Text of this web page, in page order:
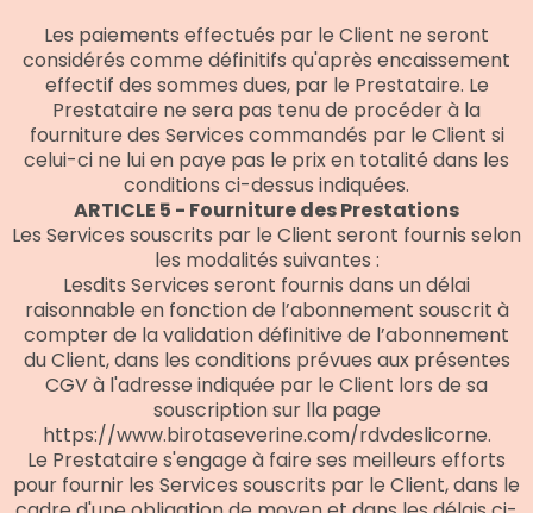
Les paiements effectués par le Client ne seront
considérés comme définitifs qu'après encaissement
effectif des sommes dues, par le Prestataire. Le
Prestataire ne sera pas tenu de procéder à la
fourniture des Services commandés par le Client si
celui-ci ne lui en paye pas le prix en totalité dans les
conditions ci-dessus indiquées.
ARTICLE 5 - Fourniture des Prestations
Les Services souscrits par le Client seront fournis selon
les modalités suivantes :
Lesdits Services seront fournis dans un délai
raisonnable en fonction de l’abonnement souscrit à
compter de la validation définitive de l’abonnement
du Client, dans les conditions prévues aux présentes
CGV à l'adresse indiquée par le Client lors de sa
souscription sur lla page
https://www.birotaseverine.com/rdvdeslicorne.
Le Prestataire s'engage à faire ses meilleurs efforts
pour fournir les Services souscrits par le Client, dans le